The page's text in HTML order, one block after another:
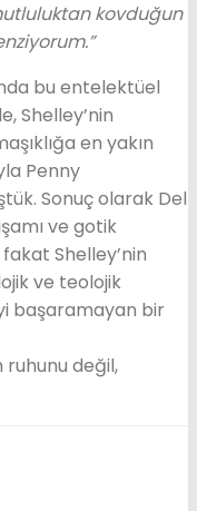
kovduğun
bu entelektüel
Shelley’nin
en yakın
Penny
Sonuç olarak Del
ve gotik
fakat Shelley’nin
ve teolojik
başaramayan bir
ruhunu değil,